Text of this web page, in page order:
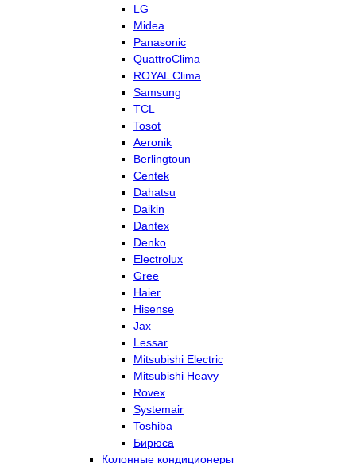
LG
Midea
Panasonic
QuattroClima
ROYAL Clima
Samsung
TCL
Tosot
Aeronik
Berlingtoun
Centek
Dahatsu
Daikin
Dantex
Denko
Electrolux
Gree
Haier
Hisense
Jax
Lessar
Mitsubishi Electric
Mitsubishi Heavy
Rovex
Systemair
Toshiba
Бирюса
Колонные кондиционеры